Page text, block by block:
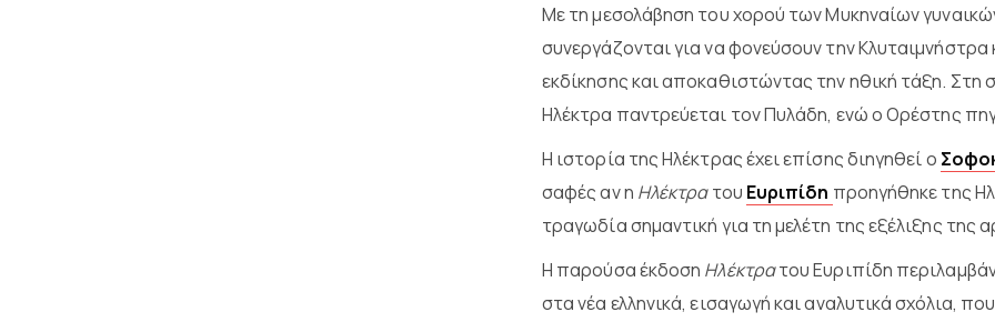
Με τη μεσολάβηση του χορού των Μυκηναίων
συνεργάζονται για να φονεύσουν την
εκδίκησης και αποκαθιστώντας την ηθική τάξη.
Ηλέκτρα παντρεύεται τον Πυλάδη, ενώ ο Ορέστης
Η ιστορία της Ηλέκτρας έχει επίσης διηγηθεί ο
σαφές αν η Ηλέκτρατου Ευριπίδη προηγήθηκε της
τραγωδία σημαντική για τη μελέτη της εξέλιξης της
Η παρούσα έκδοση Ηλέκτρατου Ευριπίδη
στα νέα ελληνικά, εισαγωγή και αναλυτικά σχόλια,